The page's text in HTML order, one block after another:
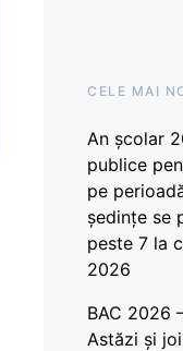
CELE MAI
An școlar
publice
pe
ședințe se
peste 7 la
2026
BAC 2026
Astăzi și